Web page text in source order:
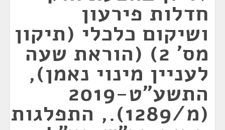
חדלות פירעון
ושיקום כלכלי (תיקון
מס' 2) (הוראת שעה
לעניין מינוי נאמן),
התשע"ט-2019
(מ/1289)., התפלגות